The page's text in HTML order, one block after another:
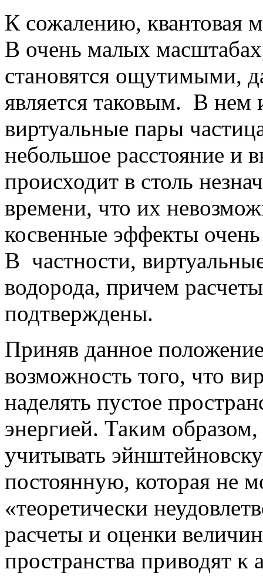
К сожалению, квантовая
В очень малых
становятся ощутимыми,
является таковым. В нем
виртуальные пары
небольшое расстояние и
происходит в столь
времени, что их
косвенные эффекты
В частности,
водорода, причем
подтверждены.
Приняв данное
возможность того, что
наделять пустое
энергией. Таким образом,
учитывать
постоянную, которая не
«теоретически
расчеты и оценки
пространства приводят